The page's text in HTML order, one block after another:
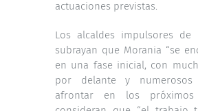
actuaciones previstas.
Los alcaldes impulsores de
subrayan que Morania “se
en una fase inicial, con
por delante y
afrontar en los próximos